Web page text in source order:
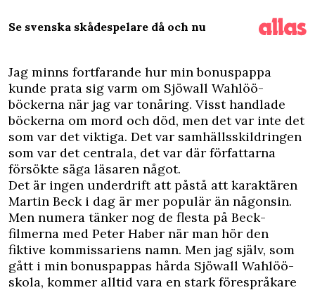
Se svenska skådespelare då och nu
Jag minns fortfarande hur min bonuspappa
kunde prata sig varm om Sjöwall Wahlöö-
böckerna när jag var tonåring. Visst handlade
böckerna om mord och död, men det var inte det
som var det viktiga. Det var samhällsskildringen
som var det centrala, det var där författarna
försökte säga läsaren något.
Det är ingen underdrift att påstå att karaktären
Martin Beck i dag är mer populär än någonsin.
Men numera tänker nog de flesta på Beck-
filmerna med Peter Haber när man hör den
fiktive kommissariens namn. Men jag själv, som
gått i min bonuspappas hårda Sjöwall Wahlöö-
skola, kommer alltid vara en stark förespråkare